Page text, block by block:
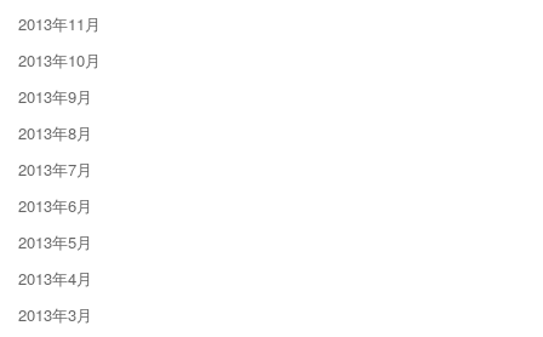
2013年11月
2013年10月
2013年9月
2013年8月
2013年7月
2013年6月
2013年5月
2013年4月
2013年3月